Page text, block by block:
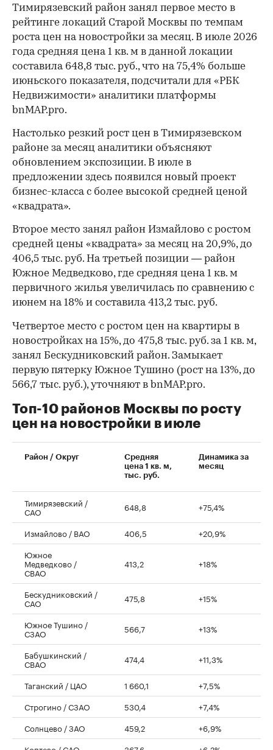
Тимирязевский район занял первое место в
рейтинге локаций Старой Москвы по темпам
роста цен на новостройки за месяц. В июле 2026
года средняя цена 1 кв. м в данной локации
составила 648,8 тыс. руб., что на 75,4% больше
июньского показателя, подсчитали для «РБК
Недвижимости» аналитики платформы
bnMAP.pro.
Настолько резкий рост цен в Тимирязевском
районе за месяц аналитики объясняют
обновлением экспозиции. В июле в
предложении здесь появился новый проект
бизнес-класса с более высокой средней ценой
«квадрата».
Второе место занял район Измайлово с ростом
средней цены «квадрата» за месяц на 20,9%, до
406,5 тыс. руб. На третьей позиции — район
Южное Медведково, где средняя цена 1 кв. м
первичного жилья увеличилась по сравнению с
июнем на 18% и составила 413,2 тыс. руб.
00:00 / 00:00
Четвертое место с ростом цен на квартиры в
новостройках на 15%, до 475,8 тыс. руб. за 1 кв. м,
занял Бескудниковский район. Замыкает
первую пятерку Южное Тушино (рост на 13%, до
566,7 тыс. руб.), уточняют в bnMAP.pro.
Топ-10 районов Москвы по росту
цен на новостройки в июле
Район / Округ
Средняя
цена 1 кв. м,
тыс. руб.
Динамика за
месяц
Тимирязевский /
САО 648,8 +75,4%
Измайлово / ВАО 406,5
+20,9%
Южное
Медведково /
СВАО
413,2 +18%
Бескудниковский /
САО 475,8 +15%
Южное Тушино /
СЗАО 566,7 +13%
Бабушкинский /
СВАО 474,4 +11,3%
Таганский / ЦАО 1 660,1
+7,5%
Строгино / СЗАО
530,4
+7,4%
Солнцево / ЗАО
459,2
+6,9%